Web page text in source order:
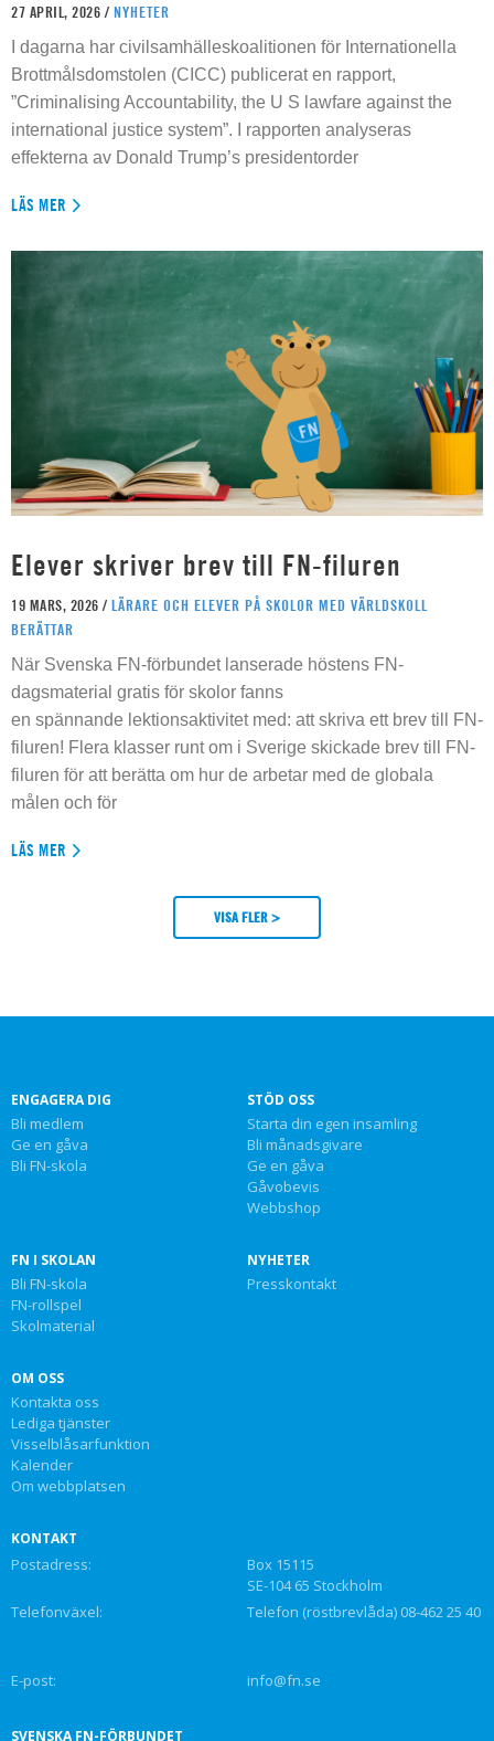
27 APRIL, 2026 / NYHETER
I dagarna har civilsamhälleskoalitionen för Internationella
Brottmålsdomstolen (CICC) publicerat en rapport,
”Criminalising Accountability, the U S lawfare against the
international justice system”. I rapporten analyseras
effekterna av Donald Trump’s presidentorder
LÄS MER
Elever skriver brev till FN-filuren
19 MARS, 2026 / LÄRARE OCH ELEVER PÅ SKOLOR MED VÄRLDSKOLL
BERÄTTAR
När Svenska FN-förbundet lanserade höstens FN-
dagsmaterial gratis för skolor fanns
en spännande lektionsaktivitet med: att skriva ett brev till FN-
filuren! Flera klasser runt om i Sverige skickade brev till FN-
filuren för att berätta om hur de arbetar med de globala
målen och för
LÄS MER
VISA FLER >
ENGAGERA DIG
Bli medlem
Ge en gåva
Bli FN-skola
STÖD OSS
Starta din egen insamling
Bli månadsgivare
Ge en gåva
Gåvobevis
Webbshop
FN I SKOLAN
Bli FN-skola
FN-rollspel
Skolmaterial
NYHETER
Presskontakt
OM OSS
Kontakta oss
Lediga tjänster
Visselblåsarfunktion
Kalender
Om webbplatsen
KONTAKT
Postadress:
Box 15115
SE-104 65 Stockholm
Telefonväxel:
Telefon (röstbrevlåda) 08-462 25 40
E-post: info@fn.se
SVENSKA FN-FÖRBUNDET